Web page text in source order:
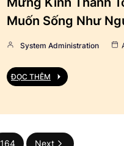
Muốn Sống Như
System Administration
ĐỌC THÊM
164 Next